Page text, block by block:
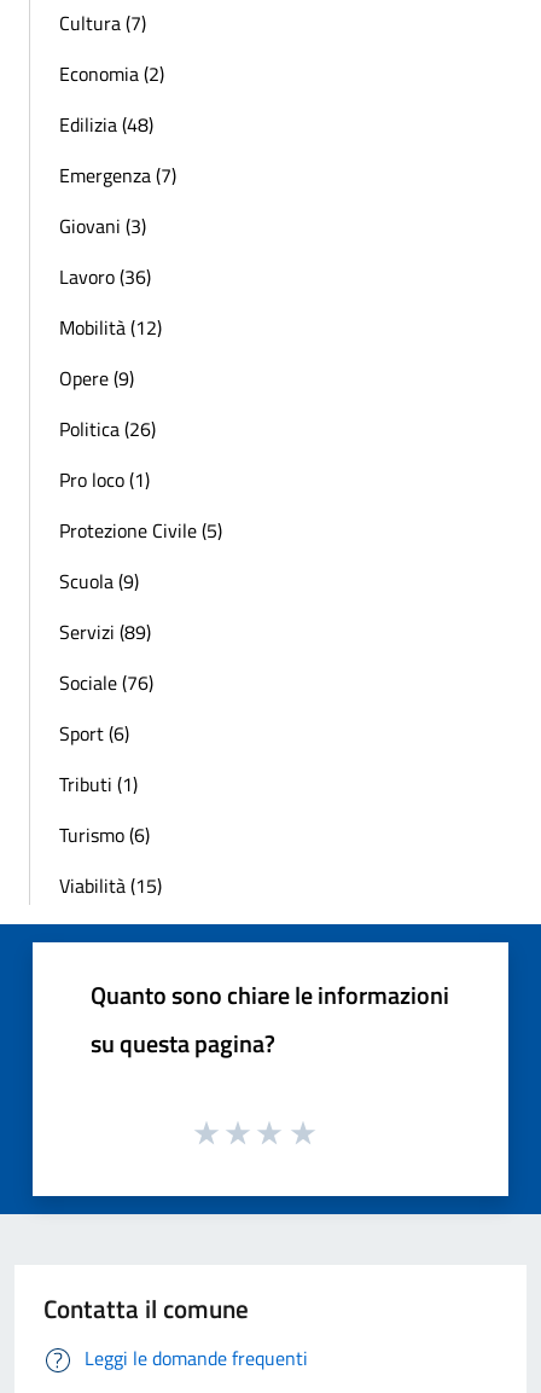
Cultura (7)
Economia (2)
Edilizia (48)
Emergenza (7)
Giovani (3)
Lavoro (36)
Mobilità (12)
Opere (9)
Politica (26)
Pro loco (1)
Protezione Civile (5)
Scuola (9)
Servizi (89)
Sociale (76)
Sport (6)
Tributi (1)
Turismo (6)
Viabilità (15)
Quanto sono chiare le informazioni
su questa pagina?
Contatta il comune
Leggi le domande frequenti